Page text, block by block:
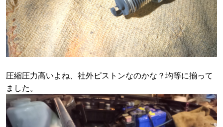
圧縮圧力高いよね、社外ピストンなのかな？均等に揃って
ました。